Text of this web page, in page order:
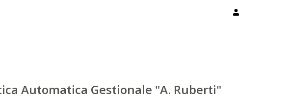
Automatica Gestionale "A. Ruberti"